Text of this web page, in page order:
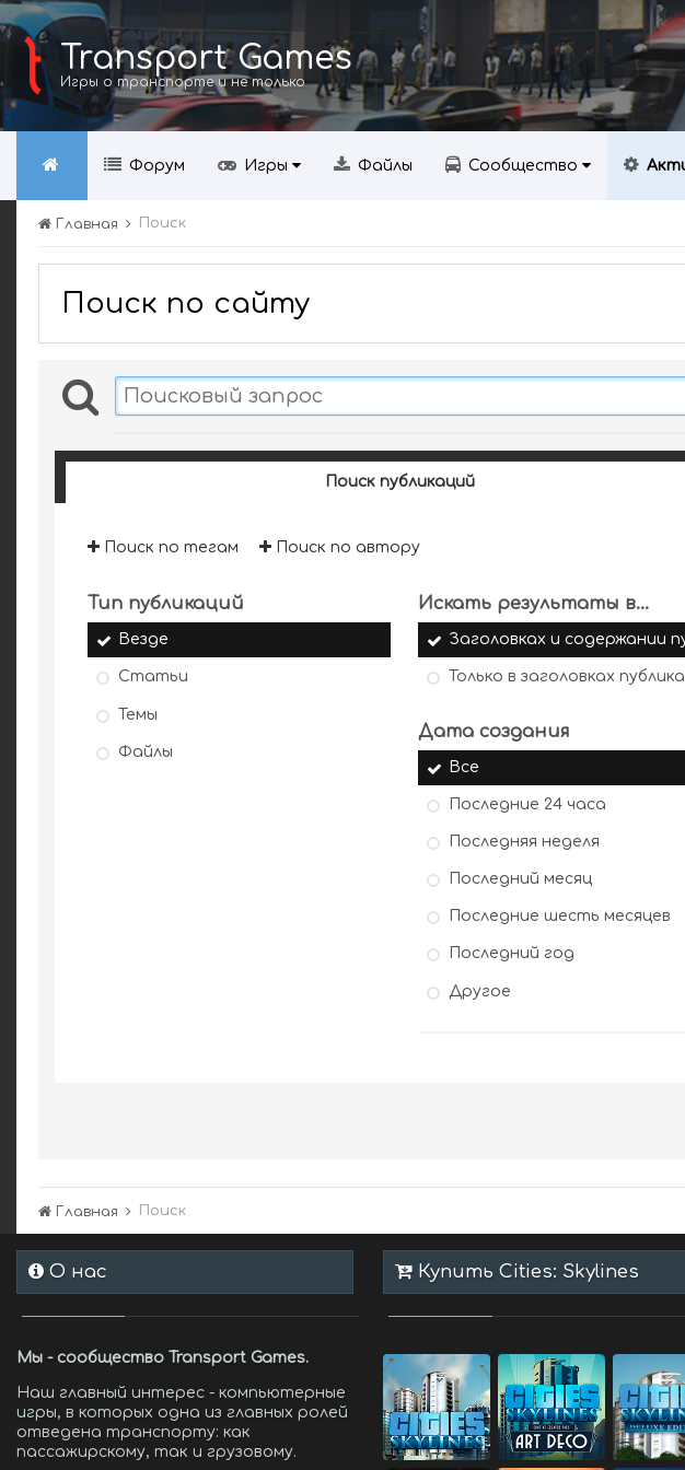
Transport Games
Игры о транспорте и не только
Форум Игры Файлы Сообщество
Главная Поиск
Поиск по сайту
Поиск публикаций
Поиск по тегам Поиск по автору
Тип публикаций
Везде
Статьи
Темы
Файлы
Искать результаты в...
Заголовках и содержании
Только в заголовках
Дата создания
Все
Последние 24 часа
Последняя неделя
Последний месяц
Последние шесть месяцев
Последний год
Другое
Главная Поиск
О нас
Мы - сообщество Transport Games.
Наш главный интерес - компьютерные
игры, в которых одна из главных ролей
отведена транспорту: как
пассажирскому, так и грузовому.
Купить Cities: Skylines